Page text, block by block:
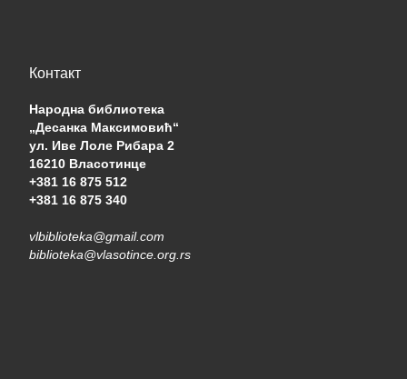
Контакт
Народна библиотека
„Десанка Максимовић“
ул. Иве Лоле Рибара 2
16210 Власотинце
+381 16 875 512
+381 16 875 340
vlbiblioteka@gmail.com
biblioteka@vlasotince.org.rs